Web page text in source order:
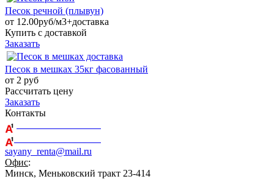
Песок речной (плывун)
от 12.00руб/м3+доставка
Купить с доставкой
Заказать
Песок в мешках 35кг фасованный
от 2 руб
Рассчитать цену
Заказать
Контакты
sayany_renta@mail.ru
Офис:
Минск, Меньковский тракт 23-414